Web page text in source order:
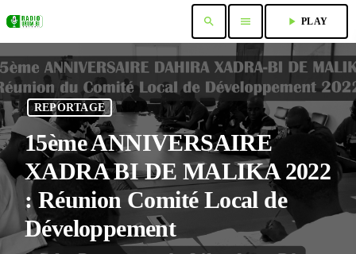
search menu play_arrow PLAY
REPORTAGE
15ème ANNIVERSAIRE
XADRA BI DE MALIKA 2022
: Réunion Comité Local de
Développement